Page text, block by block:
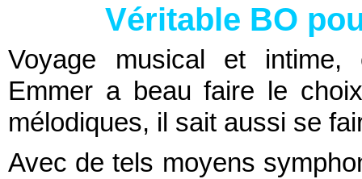
Véritable BO
Voyage musical et intime,
Emmer a beau faire le
mélodiques, il sait aussi se
Avec de tels moyens